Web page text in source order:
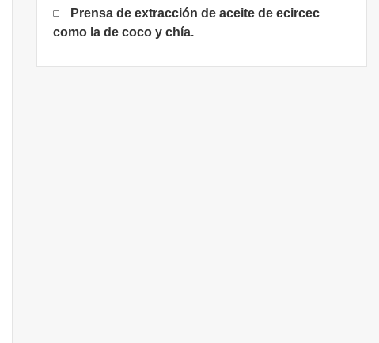
Prensa de extracción de aceite de ecircec
como la de coco y chía.